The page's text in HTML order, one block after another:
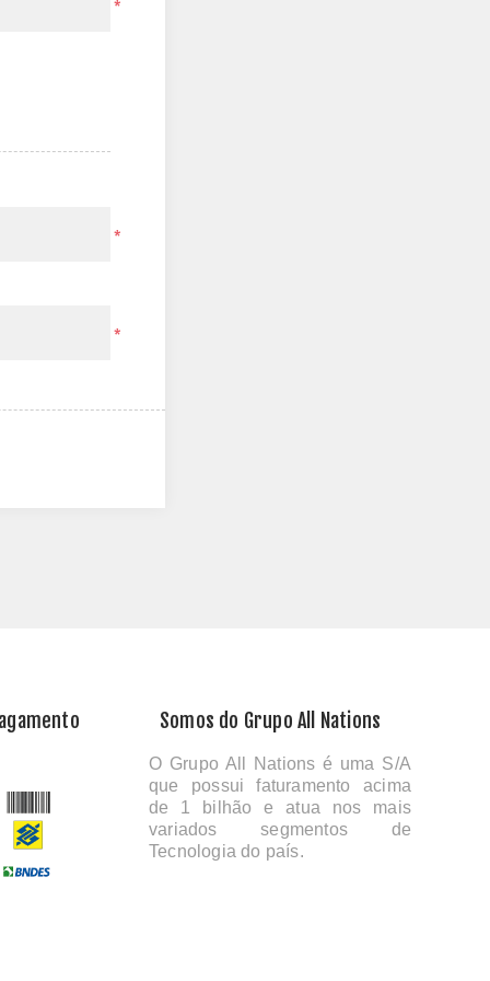
*
*
*
Somos do Grupo All Nations
O Grupo All Nations é uma S/A
que possui faturamento acima
de 1 bilhão e atua nos mais
variados segmentos de
Tecnologia do país.